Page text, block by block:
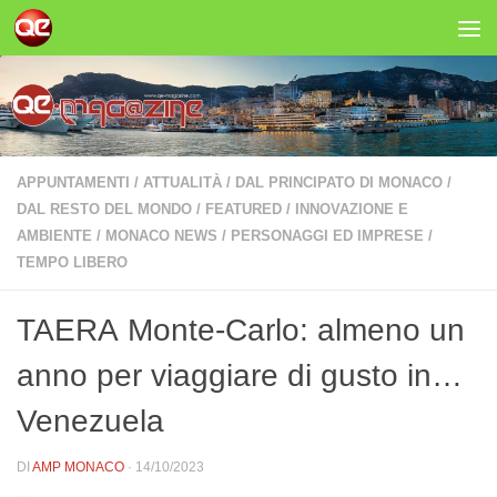
Salta al contenuto
APPUNTAMENTI / ATTUALITÀ / DAL PRINCIPATO DI MONACO /
DAL RESTO DEL MONDO / FEATURED /
INNOVAZIONE E
AMBIENTE / MONACO NEWS / PERSONAGGI ED IMPRESE /
TEMPO LIBERO
TAERA Monte-Carlo: almeno un
anno per viaggiare di gusto in…
Venezuela
DI AMP MONACO · 14/10/2023